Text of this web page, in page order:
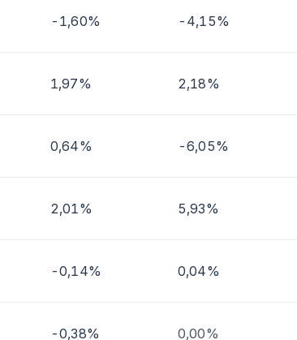
-1,60% -4,15%
1,97% 2,18%
0,64% -6,05%
2,01% 5,93%
-0,14% 0,04%
-0,38% 0,00%